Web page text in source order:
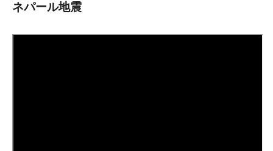
ネパール地震